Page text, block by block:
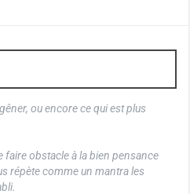
ou encore ce qui est plus
faire obstacle à la bien pensance
répète comme un mantra les